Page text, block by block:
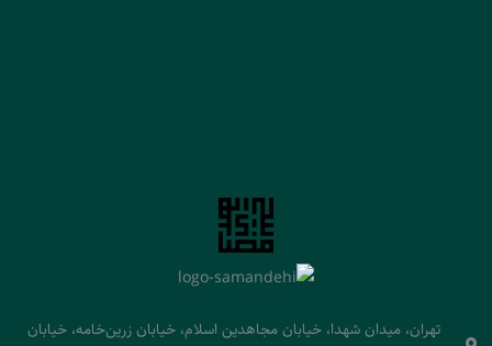
تهران، میدان شهدا، خیابان مجاهدین اسلام، خیابان زرین‌خامه، خیابان